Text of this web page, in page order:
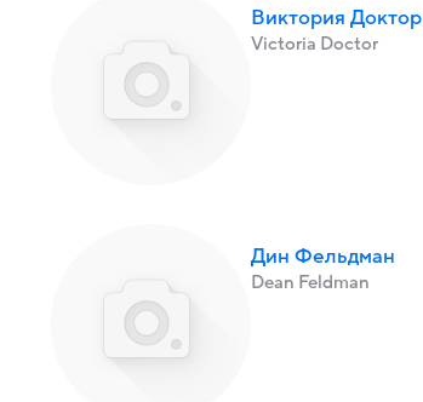
Виктория Доктор
Victoria Doctor
Дин Фельдман
Dean Feldman